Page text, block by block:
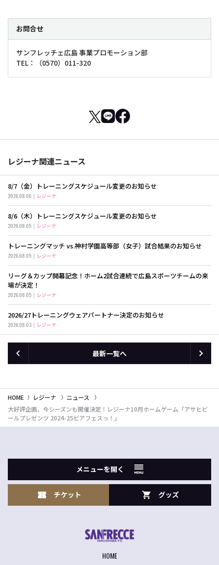
お問合せ
サンフレッチェ広島 事業プロモーション部
TEL：（0570）011-320
レジーナ関連ニュース
8/7（金）トレーニングスケジュール変更のお知らせ
2026.08.06 レジーナ
8/6（木）トレーニングスケジュール変更のお知らせ
2026.08.05 レジーナ
トレーニングマッチ vs.神村学園高等部（女子）試合結果のお知らせ
2026.08.05 レジーナ
リーグ＆カップ開幕記念！ホーム2試合連続で広島スポーツチームの来
場が決定！
2026.08.05 レジーナ
2026/27トレーニングウェアパートナー決定のお知らせ
2026.08.03 レジーナ
最新一覧へ
HOME レジーナ
ニュース
大好評企画、今シーズンも開催決定！レジーナ10月ホームゲーム「アサヒビ
ールプレゼンツ 2024-25ビアフェスっ！」
メニューを開く
チケット グッズ
HOME